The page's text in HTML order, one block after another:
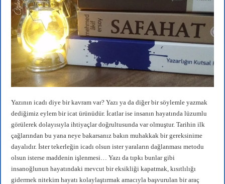
Yazının icadı diye bir kavram var? Yazı ya da diğer bir söylemle yazmak
dediğimiz eylem bir icat ürünüdür. İcatlar ise insanın hayatında lüzumlu
görülerek dolayısıyla ihtiyaçlar doğrultusunda var olmuştur. Tarihin ilk
çağlarından bu yana neye bakarsanız bakın muhakkak bir gereksinime
dayalıdır. İster tekerleğin icadı olsun ister yaraların dağlanması metodu
olsun isterse maddenin işlenmesi… Yazı da tıpkı bunlar gibi
insanoğlunun hayatındaki mevcut bir eksikliği kapatmak, kısıtlılığı
gidermek nitekim hayatı kolaylaştırmak amacıyla başvurulan bir araç